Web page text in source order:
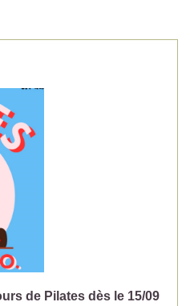
de Pilates dès le 15/09